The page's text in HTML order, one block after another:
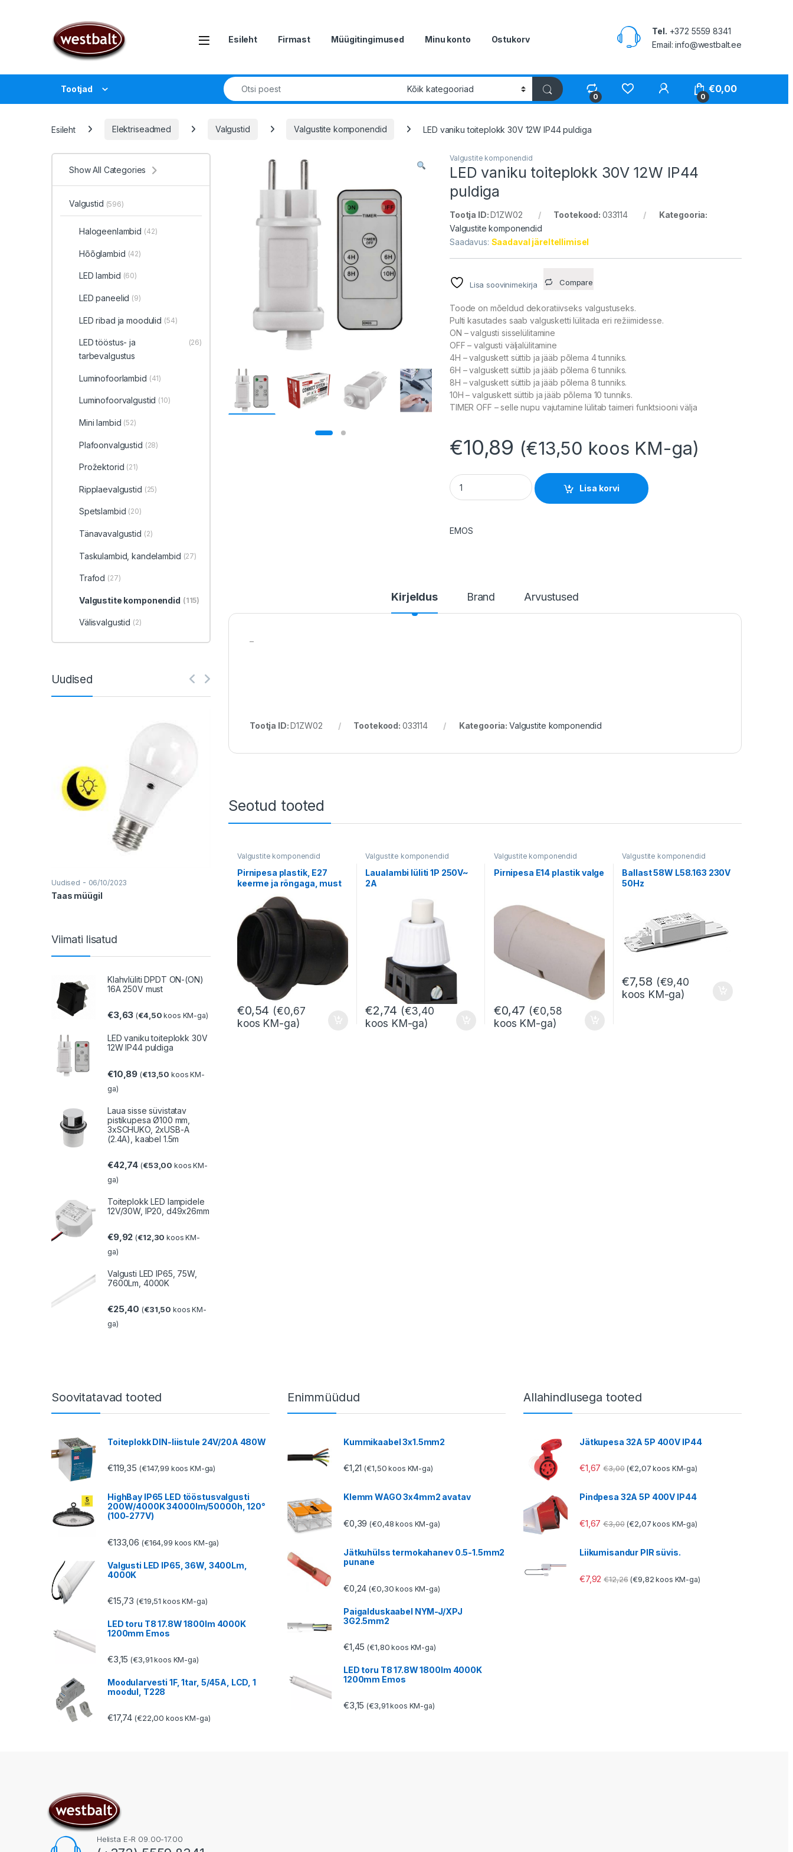
Open Esileht Firmast Müügitingimused Minu konto Ostukorv
Tel. +372 5559 8341
Email: info@westbalt.ee
Tootjad
Search for:
0
My Account
0
€0,00
Esileht Elektriseadmed Valgustid Valgustite komponendid LED vaniku toiteplokk 30V 12W IP44 puldiga
Valgustite komponendid
LED vaniku toiteplokk 30V 12W IP44
puldiga
Tootja ID:D1ZW02 Tootekood: 033114
Kategooria:
Valgustite komponendid
Saadavus: Saadaval järeltellimisel
Lisa soovinimekirja Compare
Toode on mõeldud dekoratiivseks valgustuseks.
Pulti kasutades saab valgusketti lülitada eri režiimidesse.
ON – valgusti sisselülitamine
OFF – valgusti väljalülitamine
4H – valguskett süttib ja jääb põlema 4 tunniks.
6H – valguskett süttib ja jääb põlema 6 tunniks.
8H – valguskett süttib ja jääb põlema 8 tunniks.
10H – valguskett süttib ja jääb põlema 10 tunniks.
TIMER OFF – selle nupu vajutamine lülitab taimeri funktsiooni välja
€10,89 (€13,50 koos KM-ga)
LED vaniku toiteplokk 30V 12W IP44 puldiga quantity
Lisa korvi
EMOS
Kirjeldus Brand Arvustused
–
Tootja ID:D1ZW02 Tootekood: 033114 Kategooria:Valgustite komponendid
Seotud tooted
Valgustite komponendid
Pirnipesa plastik, E27
keerme ja rõngaga, must
€0,54 (€0,67
koos KM-ga)
Valgustite komponendid
Laualambi lüliti 1P 250V~
2A
€2,74 (€3,40
koos KM-ga)
Valgustite komponendid
Pirnipesa E14 plastik valge
€0,47 (€0,58
koos KM-ga)
Valgustite komponendid
Ballast 58W L58.163 230V
50Hz
€7,58 (€9,40
koos KM-ga)
Show All Categories
Valgustid (596)
Halogeenlambid (42)
Hõõglambid (42)
LED lambid (60)
LED paneelid (9)
LED ribad ja moodulid (54)
LED tööstus- ja
tarbevalgustus
(26)
Luminofoorlambid (41)
Luminofoorvalgustid (10)
Mini lambid (52)
Plafoonvalgustid (28)
Prožektorid (21)
Ripplaevalgustid (25)
Spetslambid (20)
Tänavavalgustid (2)
Taskulambid, kandelambid (27)
Trafod (27)
Valgustite komponendid (115)
Välisvalgustid (2)
Uudised
Uudised - 06/10/2023
Taas müügil
Kataloogid
Viimati lisatud
Klahvlüliti DPDT ON-(ON)
16A 250V must
€3,63 (€4,50 koos KM-ga)
LED vaniku toiteplokk 30V
12W IP44 puldiga
€10,89 (€13,50 koos KM-
ga)
Laua sisse süvistatav
pistikupesa Ø100 mm,
3xSCHUKO, 2xUSB-A
(2.4A), kaabel 1.5m
€42,74 (€53,00 koos KM-
ga)
Toiteplokk LED lampidele
12V/30W, IP20, d49x26mm
€9,92 (€12,30 koos KM-
ga)
Valgusti LED IP65, 75W,
7600Lm, 4000K
€25,40 (€31,50 koos KM-
ga)
Soovitatavad tooted
Toiteplokk DIN-liistule 24V/20A 480W
€119,35 (€147,99 koos KM-ga)
HighBay IP65 LED tööstusvalgusti
200W/4000K 34000lm/50000h, 120°
(100-277V)
€133,06 (€164,99 koos KM-ga)
Valgusti LED IP65, 36W, 3400Lm,
4000K
€15,73 (€19,51 koos KM-ga)
LED toru T8 17.8W 1800lm 4000K
1200mm Emos
€3,15 (€3,91 koos KM-ga)
Moodularvesti 1F, 1tar, 5/45A, LCD, 1
moodul, T228
€17,74 (€22,00 koos KM-ga)
Enimmüüdud
Kummikaabel 3x1.5mm2
€1,21 (€1,50 koos KM-ga)
Klemm WAGO 3x4mm2 avatav
€0,39 (€0,48 koos KM-ga)
Jätkuhülss termokahanev 0.5-1.5mm2
punane
€0,24 (€0,30 koos KM-ga)
Paigalduskaabel NYM-J/XPJ
3G2.5mm2
€1,45 (€1,80 koos KM-ga)
LED toru T8 17.8W 1800lm 4000K
1200mm Emos
€3,15 (€3,91 koos KM-ga)
Allahindlusega tooted
Jätkupesa 32A 5P 400V IP44
€1,67 €3,00 (€2,07 koos KM-ga)
Pindpesa 32A 5P 400V IP44
€1,67 €3,00 (€2,07 koos KM-ga)
Liikumisandur PIR süvis.
€7,92 €12,26 (€9,82 koos KM-ga)
Helista E-R 09.00-17.00